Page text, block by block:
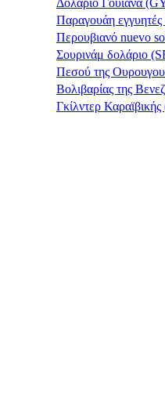
Παραγουάη
Περουβιανό nuevo
Σουρινάμ δολάριο
Πεσού της
Βολιβαρίας της
Γκίλντερ